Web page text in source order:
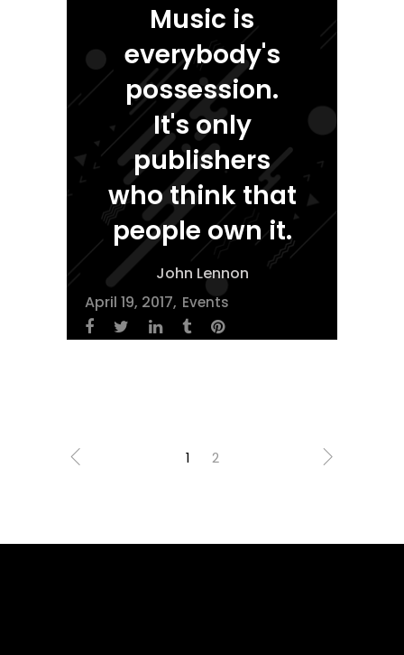
Music is
everybody's
possession.
It's only
publishers
who think that
people own it.
John Lennon
April 19, 2017 Events
1 2